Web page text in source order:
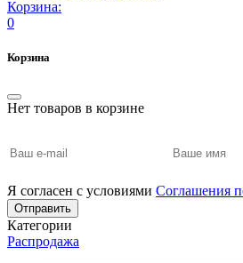
Корзина:
0
Корзина
Нет товаров в корзине
Я согласен с условиями Соглашения
Отправить
Категории
Распродажа